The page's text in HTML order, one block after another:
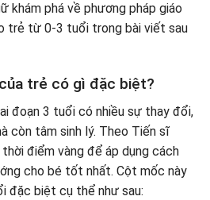
từ 0-3 tuổi
đến sự tập trung
cảm hứng
trợ
pháp giáo dục sớm Montessori
khám phá về phương pháp giáo
trẻ từ 0-3 tuổi trong bài viết sau
trẻ có gì đặc biệt?
đoạn 3 tuổi có nhiều sự thay đổi,
còn tâm sinh lý. Theo Tiến sĩ
điểm vàng để áp dụng cách
cho bé tốt nhất. Cột mốc này
đặc biệt cụ thể như sau: